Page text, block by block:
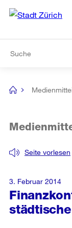
Navigation
[no
Seite vorlesen
3. Februar 2014